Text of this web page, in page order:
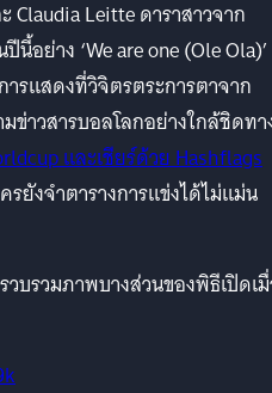
Claudia Leitte ดาราสาวจาก
อย่าง ‘We are one (Ole Ola)’
รแสดงที่วิจิตรตระการตาจาก
ข่าวสารบอลโลกอย่างใกล้ชิดทา
และเชียร์ด้วย Hashflags
รยังจำตารางการแข่งได้ไม่แม่น
บรวมภาพบางส่วนของพิธีเปิดเ